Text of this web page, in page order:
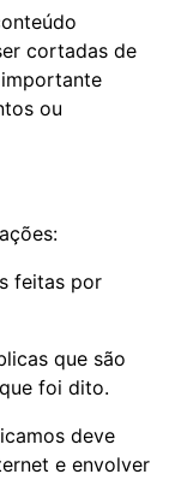
cortadas de
ou
feitas por
que são
foi dito.
deve
e envolver